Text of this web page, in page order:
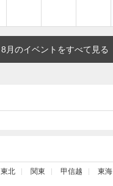
8月のイベントをすべて見る
東北 関東 甲信越 東海